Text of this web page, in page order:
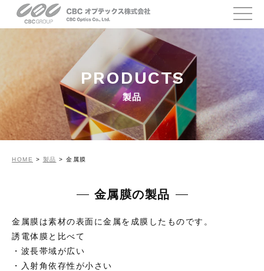
PRODUCTS
製品
HOME > 製品 > 金属膜
金属膜の製品
金属膜は素材の表面に金属を成膜したものです。
誘電体膜と比べて
・波⻑帯域が広い
・入射角依存性が小さい